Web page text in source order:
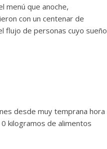
menú que anoche,
con un centenar de
flujo de personas cuyo sueño
desde muy temprana hora
kilogramos de alimentos